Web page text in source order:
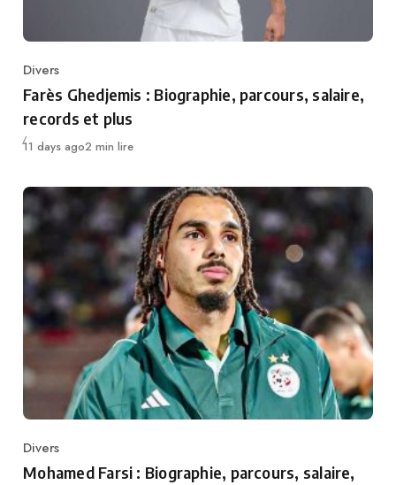
Category
Divers
Farès Ghedjemis : Biographie, parcours, salaire,
records et plus
Publié
11 days ago2 min lire
Category
Divers
Mohamed Farsi : Biographie, parcours, salaire,